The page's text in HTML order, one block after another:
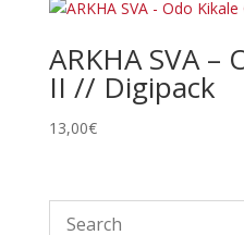
28,00€
30,00€
ARKHA SVA –
II // Digipack
13,00€